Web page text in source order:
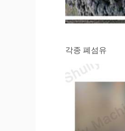
각종 폐섬유